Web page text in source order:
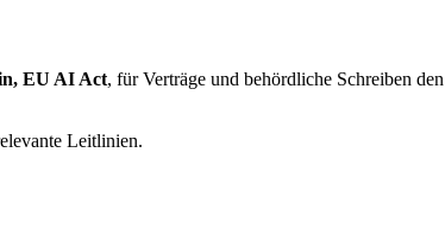
EU AI Act, für Verträge und behördliche Schreiben den
Leitlinien.